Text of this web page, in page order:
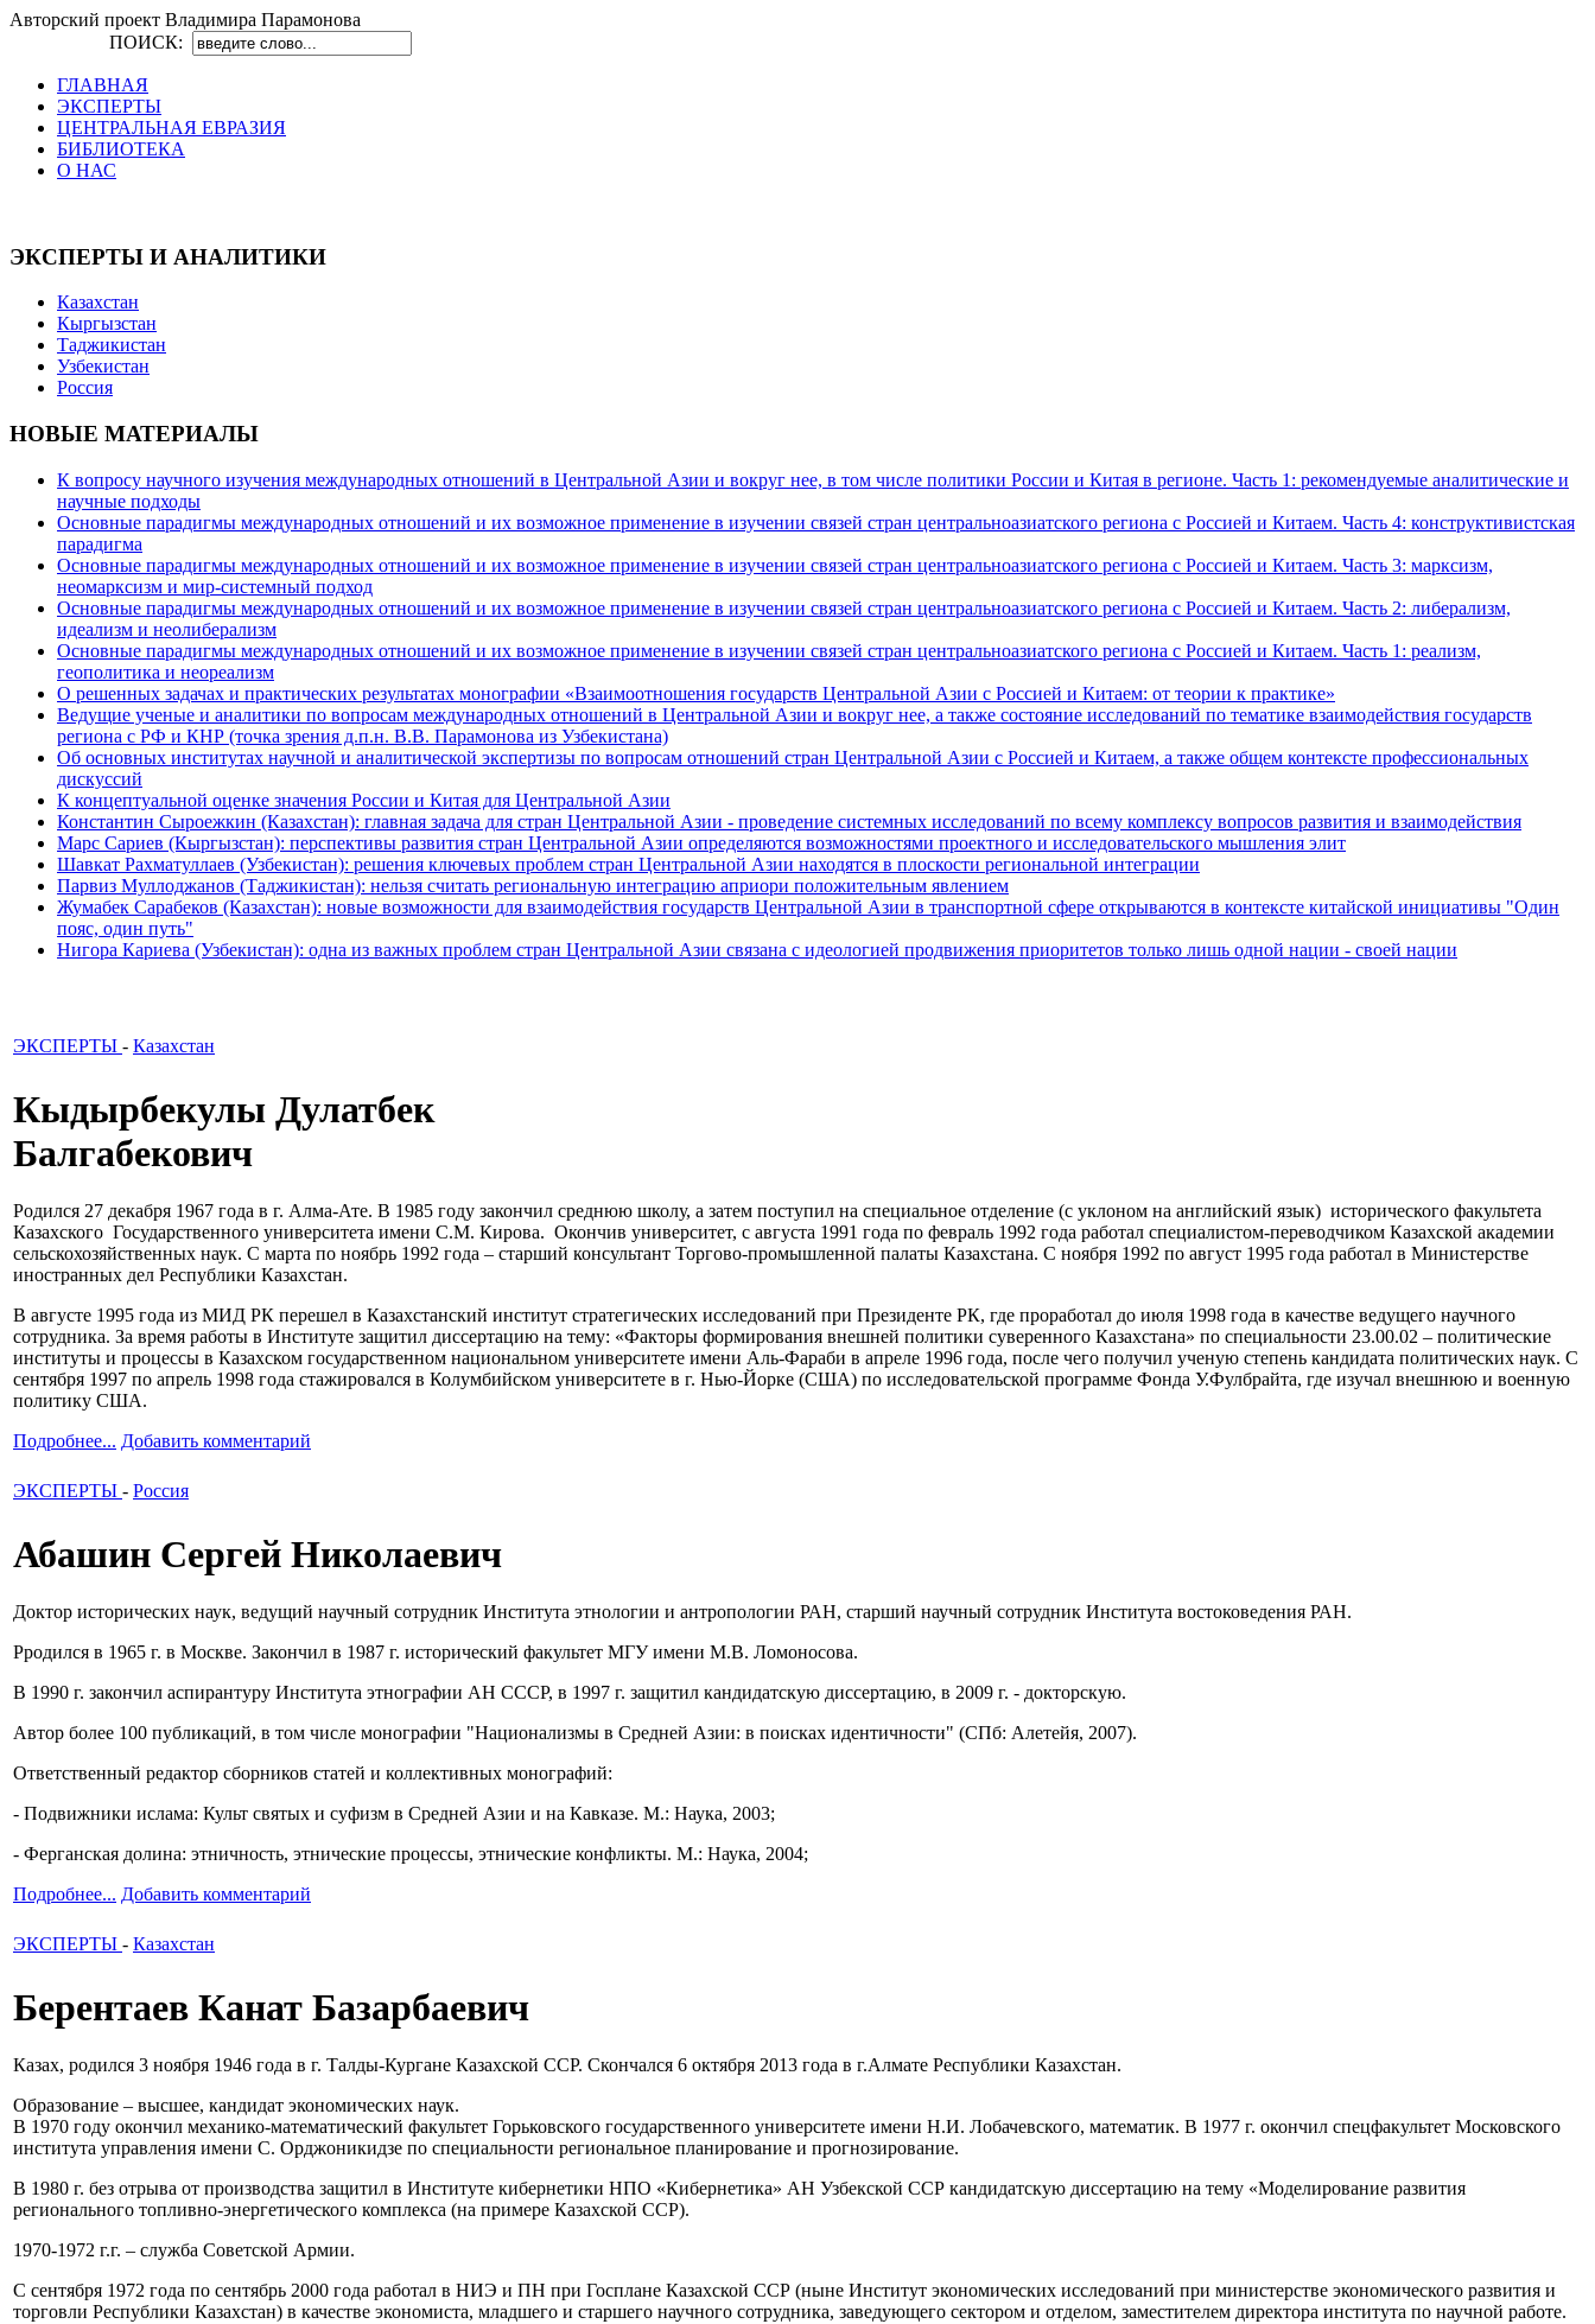
Авторский проект Владимира Парамонова
ПОИСК:
ГЛАВНАЯ
ЭКСПЕРТЫ
ЦЕНТРАЛЬНАЯ ЕВРАЗИЯ
БИБЛИОТЕКА
О НАС
ЭКСПЕРТЫ И АНАЛИТИКИ
Казахстан
Кыргызстан
Таджикистан
Узбекистан
Россия
НОВЫЕ МАТЕРИАЛЫ
К вопросу научного изучения международных отношений в Центральной Азии и вокруг нее, в том числе политики России и Китая в регионе. Часть 1: рекомендуемые аналитические и
научные подходы
Основные парадигмы международных отношений и их возможное применение в изучении связей стран центральноазиатского региона с Россией и Китаем. Часть 4: конструктивистская
парадигма
Основные парадигмы международных отношений и их возможное применение в изучении связей стран центральноазиатского региона с Россией и Китаем. Часть 3: марксизм,
неомарксизм и мир-системный подход
Основные парадигмы международных отношений и их возможное применение в изучении связей стран центральноазиатского региона с Россией и Китаем. Часть 2: либерализм,
идеализм и неолиберализм
Основные парадигмы международных отношений и их возможное применение в изучении связей стран центральноазиатского региона с Россией и Китаем. Часть 1: реализм,
геополитика и неореализм
О решенных задачах и практических результатах монографии «Взаимоотношения государств Центральной Азии с Россией и Китаем: от теории к практике»
Ведущие ученые и аналитики по вопросам международных отношений в Центральной Азии и вокруг нее, а также состояние исследований по тематике взаимодействия государств
региона с РФ и КНР (точка зрения д.п.н. В.В. Парамонова из Узбекистана)
Об основных институтах научной и аналитической экспертизы по вопросам отношений стран Центральной Азии с Россией и Китаем, а также общем контексте профессиональных
дискуссий
К концептуальной оценке значения России и Китая для Центральной Азии
Константин Сыроежкин (Казахстан): главная задача для стран Центральной Азии - проведение системных исследований по всему комплексу вопросов развития и взаимодействия
Марс Сариев (Кыргызстан): перспективы развития стран Центральной Азии определяются возможностями проектного и исследовательского мышления элит
Шавкат Рахматуллаев (Узбекистан): решения ключевых проблем стран Центральной Азии находятся в плоскости региональной интеграции
Парвиз Муллоджанов (Таджикистан): нельзя считать региональную интеграцию априори положительным явлением
Жумабек Сарабеков (Казахстан): новые возможности для взаимодействия государств Центральной Азии в транспортной сфере открываются в контексте китайской инициативы "Один
пояс, один путь"
Нигора Кариева (Узбекистан): одна из важных проблем стран Центральной Азии связана с идеологией продвижения приоритетов только лишь одной нации - своей нации
ЭКСПЕРТЫ - Казахстан
Кыдырбекулы Дулатбек
Балгабекович
Родился 27 декабря 1967 года в г. Алма-Ате. В 1985 году закончил среднюю школу, а затем поступил на специальное отделение (с уклоном на английский язык) исторического факультета
Казахского Государственного университета имени С.М. Кирова. Окончив университет, с августа 1991 года по февраль 1992 года работал специалистом-переводчиком Казахской академии
сельскохозяйственных наук. С марта по ноябрь 1992 года – старший консультант Торгово-промышленной палаты Казахстана. С ноября 1992 по август 1995 года работал в Министерстве
иностранных дел Республики Казахстан.
В августе 1995 года из МИД РК перешел в Казахстанский институт стратегических исследований при Президенте РК, где проработал до июля 1998 года в качестве ведущего научного
сотрудника. За время работы в Институте защитил диссертацию на тему: «Факторы формирования внешней политики суверенного Казахстана» по специальности 23.00.02 – политические
институты и процессы в Казахском государственном национальном университете имени Аль-Фараби в апреле 1996 года, после чего получил ученую степень кандидата политических наук. С
сентября 1997 по апрель 1998 года стажировался в Колумбийском университете в г. Нью-Йорке (США) по исследовательской программе Фонда У.Фулбрайта, где изучал внешнюю и военную
политику США.
Подробнее... Добавить комментарий
ЭКСПЕРТЫ - Россия
Абашин Сергей Николаевич
Доктор исторических наук, ведущий научный сотрудник Института этнологии и антропологии РАН, старший научный сотрудник Института востоковедения РАН.
Рродился в 1965 г. в Москве. Закончил в 1987 г. исторический факультет МГУ имени М.В. Ломоносова.
В 1990 г. закончил аспирантуру Института этнографии АН СССР, в 1997 г. защитил кандидатскую диссертацию, в 2009 г. - докторскую.
Автор более 100 публикаций, в том числе монографии "Национализмы в Средней Азии: в поисках идентичности" (СПб: Алетейя, 2007).
Ответственный редактор сборников статей и коллективных монографий:
- Подвижники ислама: Культ святых и суфизм в Средней Азии и на Кавказе. М.: Наука, 2003;
- Ферганская долина: этничность, этнические процессы, этнические конфликты. М.: Наука, 2004;
Подробнее... Добавить комментарий
ЭКСПЕРТЫ - Казахстан
Берентаев Канат Базарбаевич
Казах, родился 3 ноября 1946 года в г. Талды-Кургане Казахской ССР. Скончался 6 октября 2013 года в г.Алмате Республики Казахстан.
Образование – высшее, кандидат экономических наук.
В 1970 году окончил механико-математический факультет Горьковского государственного университете имени Н.И. Лобачевского, математик. В 1977 г. окончил спецфакультет Московского
института управления имени С. Орджоникидзе по специальности региональное планирование и прогнозирование.
В 1980 г. без отрыва от производства защитил в Институте кибернетики НПО «Кибернетика» АН Узбекской ССР кандидатскую диссертацию на тему «Моделирование развития
регионального топливно-энергетического комплекса (на примере Казахской ССР).
1970-1972 г.г. – служба Советской Армии.
С сентября 1972 года по сентябрь 2000 года работал в НИЭ и ПН при Госплане Казахской ССР (ныне Институт экономических исследований при министерстве экономического развития и
торговли Республики Казахстан) в качестве экономиста, младшего и старшего научного сотрудника, заведующего сектором и отделом, заместителем директора института по научной работе.